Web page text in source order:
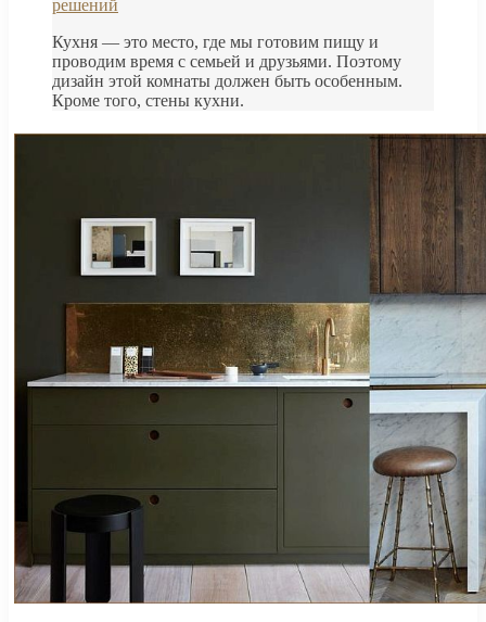
решений
Кухня — это место, где мы готовим пищу и
проводим время с семьей и друзьями. Поэтому
дизайн этой комнаты должен быть особенным.
Кроме того, стены кухни.